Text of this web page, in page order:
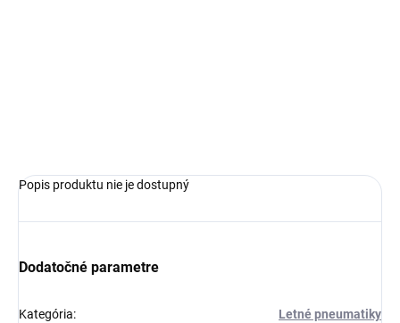
Popis produktu nie je dostupný
Dodatočné parametre
Kategória: Letné pneumatiky